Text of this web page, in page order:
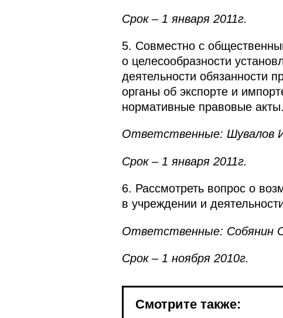
Срок – 1 января 2011г.
5. Совместно с
о целесообразности
деятельности обязанности
органы об экспорте и
нормативные правовые акты.
Ответственные: Шувалов
Срок – 1 января 2011г.
6. Рассмотреть вопрос о
в учреждении и
Ответственные: Собянин
Срок – 1 ноября 2010г.
Смотрите также: